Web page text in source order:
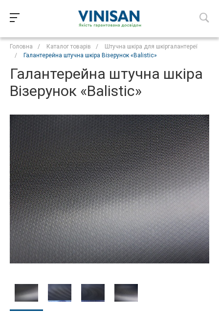
Головна / Каталог товарів /
Штучна шкіра для шкіргалантереї
/
Галантерейна штучна шкіра Візерунок «Balistic»
Галантерейна штучна шкіра
Візерунок «Balistic»